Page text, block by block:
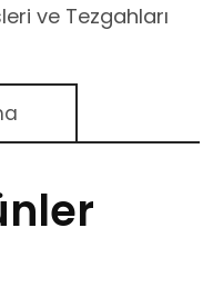
ve Tezgahları